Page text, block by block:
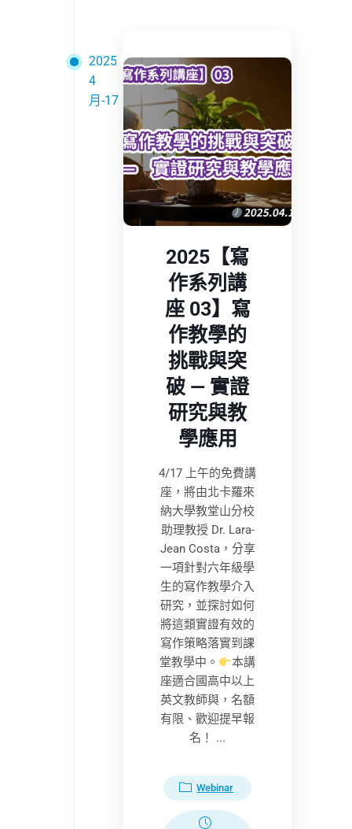
2025
4
月-17
2025【寫
作系列講
座 03】寫
作教學的
挑戰與突
破 — 實證
研究與教
學應用
4/17 上午的免費講
座，將由北卡羅來
納大學教堂山分校
助理教授 Dr. Lara-
Jean Costa，分享
一項針對六年級學
生的寫作教學介入
研究，並探討如何
將這類實證有效的
寫作策略落實到課
堂教學中。
本講
座適合國高中以上
英文教師與，名額
有限、歡迎提早報
名！ ...
Webinar